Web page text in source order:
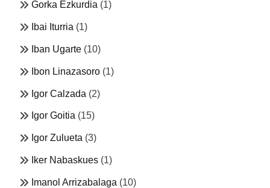
Gorka Ezkurdia (1)
Ibai Iturria (1)
Iban Ugarte (10)
Ibon Linazasoro (1)
Igor Calzada (2)
Igor Goitia (15)
Igor Zulueta (3)
Iker Nabaskues (1)
Imanol Arrizabalaga (10)